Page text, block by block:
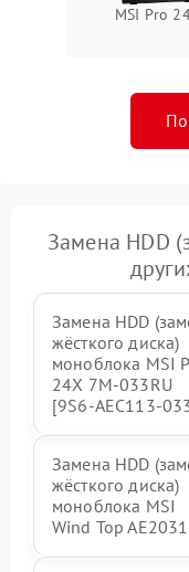
MSI Pro
Замена HDD
Замена HDD
жёсткого диска)
моноблока MSI
24X 7M-033RU
[9S6-AEC113-
Замена HDD
жёсткого диска)
моноблока MSI
Wind Top AE2031